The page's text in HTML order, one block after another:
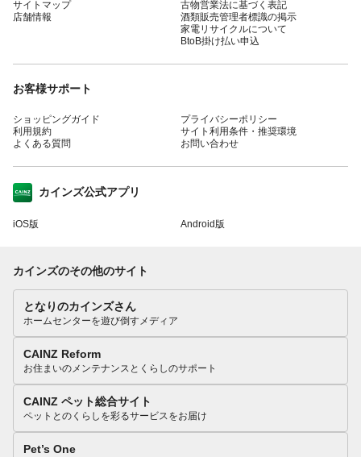
サイトマップ
店舗情報
古物営業法に基づく表記
酒類販売管理者標識の掲示
家電リサイクルについて
BtoB掛け払い申込
お客様サポート
ショッピングガイド
利用規約
よくある質問
プライバシーポリシー
サイト利用条件・推奨環境
お問い合わせ
カインズ公式アプリ
iOS版 Android版
カインズのその他のサイト
となりのカインズさん
ホームセンターを遊び倒すメディア
CAINZ Reform
お住まいのメンテナンスとくらしのサポート
CAINZ ペット総合サイト
ペットとのくらしを彩るサービスをお届け
Pet’s One